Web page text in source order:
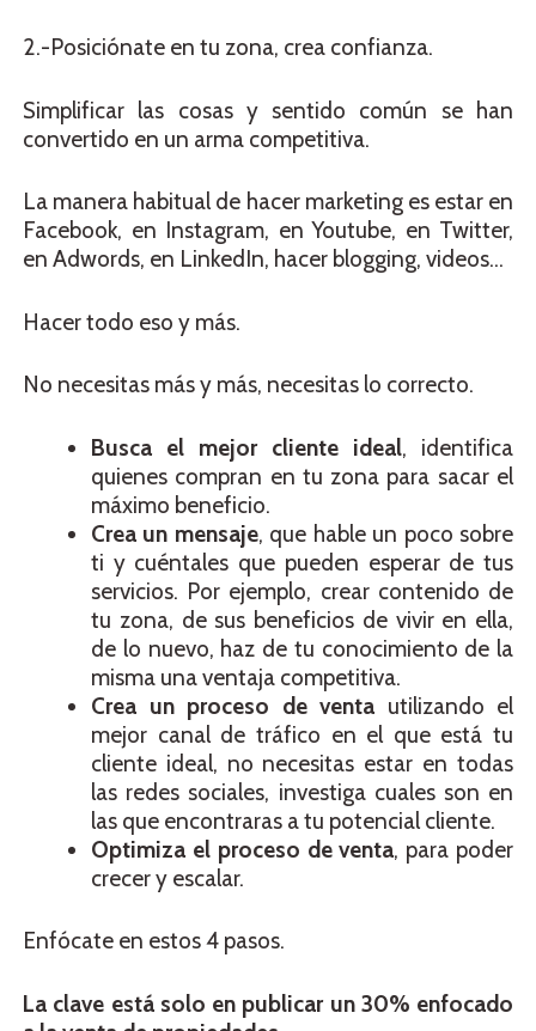
2.-Posiciónate en tu zona, crea confianza.
Simplificar las cosas y sentido común se han
convertido en un arma competitiva.
La manera habitual de hacer marketing es estar en
Facebook, en Instagram, en Youtube, en Twitter,
en Adwords, en LinkedIn, hacer blogging, videos…
Hacer todo eso y más.
No necesitas más y más, necesitas lo correcto.
Busca el mejor cliente ideal, identifica
quienes compran en tu zona para sacar el
máximo beneficio.
Crea un mensaje, que hable un poco sobre
ti y cuéntales que pueden esperar de tus
servicios. Por ejemplo, crear contenido de
tu zona, de sus beneficios de vivir en ella,
de lo nuevo, haz de tu conocimiento de la
misma una ventaja competitiva.
Crea un proceso de venta utilizando el
mejor canal de tráfico en el que está tu
cliente ideal, no necesitas estar en todas
las redes sociales, investiga cuales son en
las que encontraras a tu potencial cliente.
Optimiza el proceso de venta, para poder
crecer y escalar.
Enfócate en estos 4 pasos.
La clave está solo en publicar un 30% enfocado